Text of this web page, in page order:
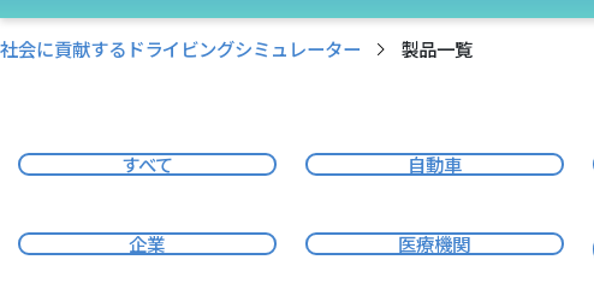
社会に貢献するドライビングシミュレーター 製品一覧
すべて 自動車
企業 医療機関